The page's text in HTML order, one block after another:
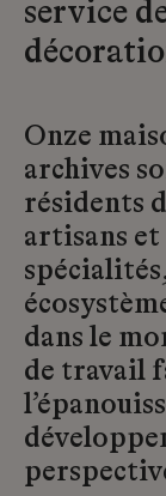
service
Onze
archives
résidents
artisans et
dans le
de travail